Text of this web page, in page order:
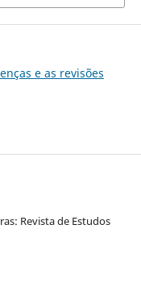
e as revisões
Revista de Estudos